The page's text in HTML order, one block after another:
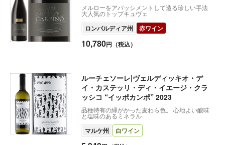
メルローをアパッシメントして造る珍しい手法
大人気のトップキュヴェ
ロンバルディア州 赤ワイン
10,780円（税込）
ルーチェソーレ|ヴェルディッキオ・デ
イ・カステッリ・ディ・イエージ・クラ
ッシコ “イッポカンポ” 2023
品種特有の緑がかった麦わら色。 心地よい酸味
と塩味のあるミネラル
マルケ州 白ワイン